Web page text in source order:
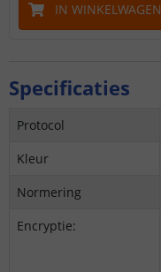
IN WINKELWAGEN
Specificaties
Protocol
Kleur
Normering
Encryptie: